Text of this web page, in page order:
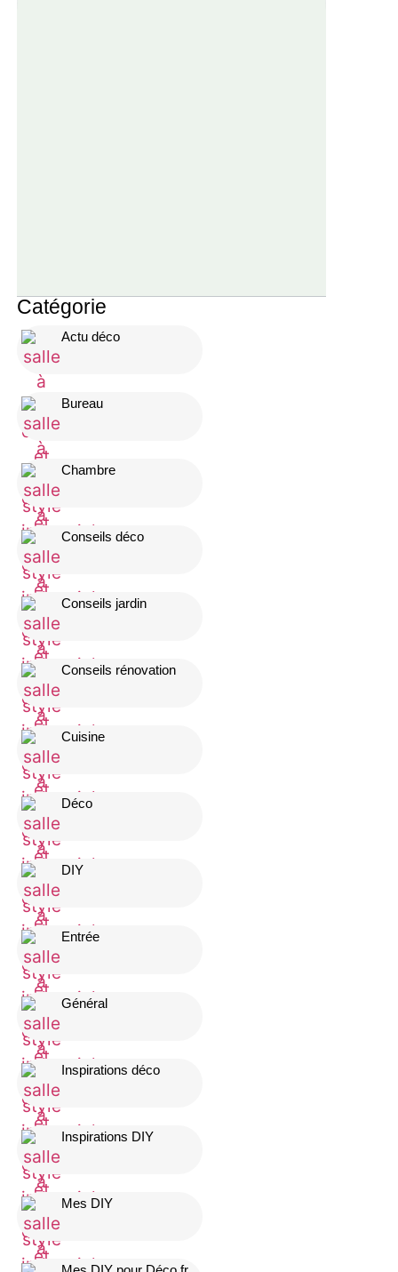
Catégorie
Actu déco
Bureau
Chambre
Conseils déco
Conseils jardin
Conseils rénovation
Cuisine
Déco
DIY
Entrée
Général
Inspirations déco
Inspirations DIY
Mes DIY